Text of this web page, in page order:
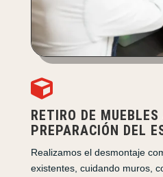

RETIRO DE
PREPARACIÓN DEL
Realizamos el desmontaje
existentes, cuidando muros,